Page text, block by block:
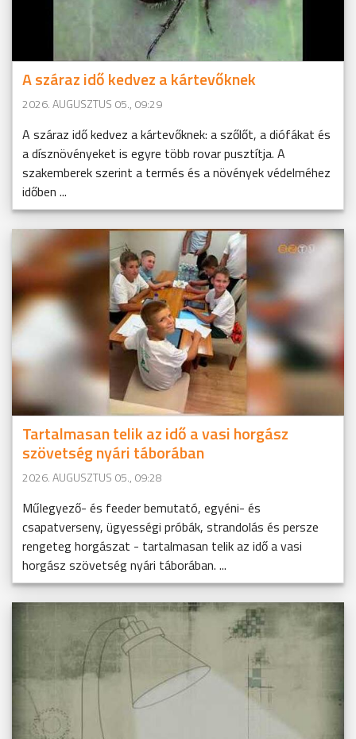
A száraz idő kedvez a kártevőknek
2026. AUGUSZTUS 05., 09:29
A száraz idő kedvez a kártevőknek: a szőlőt, a diófákat és
a dísznövényeket is egyre több rovar pusztítja. A
szakemberek szerint a termés és a növények védelméhez
időben ...
Tartalmasan telik az idő a vasi horgász
szövetség nyári táborában
2026. AUGUSZTUS 05., 09:28
Műlegyező- és feeder bemutató, egyéni- és
csapatverseny, ügyességi próbák, strandolás és persze
rengeteg horgászat - tartalmasan telik az idő a vasi
horgász szövetség nyári táborában. ...